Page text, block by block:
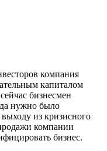
компания
капиталом
бизнесмен
нужно было
из кризисного
компании
бизнес.